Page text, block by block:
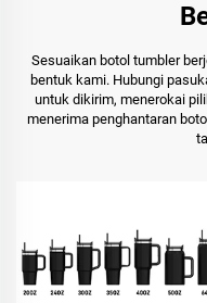
Sesuaikan botol tumbler
bentuk kami. Hubungi
untuk dikirim, menerokai
menerima penghantaran